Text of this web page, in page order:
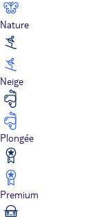
Nature
Neige
Plongée
Premium